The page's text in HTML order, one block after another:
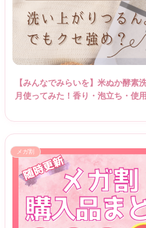
【みんなでみらいを】米ぬか酵素
月使ってみた！香り・泡立ち・使
メガ割